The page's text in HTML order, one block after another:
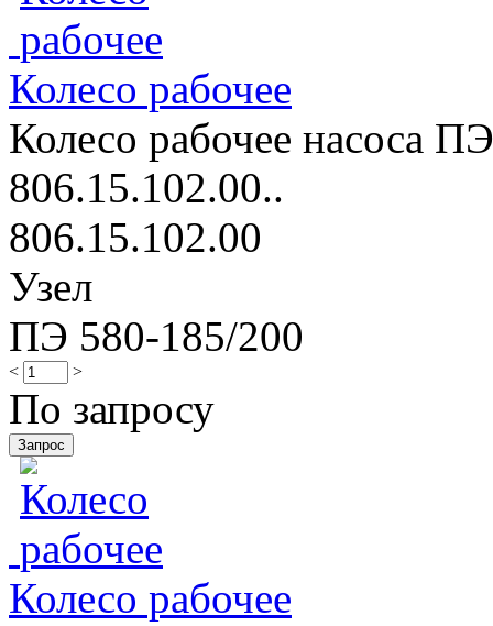
Колесо рабочее
Колесо рабочее насоса
806.15.102.00..
806.15.102.00
Узел
ПЭ 580-185/200
< >
По запросу
Колесо рабочее